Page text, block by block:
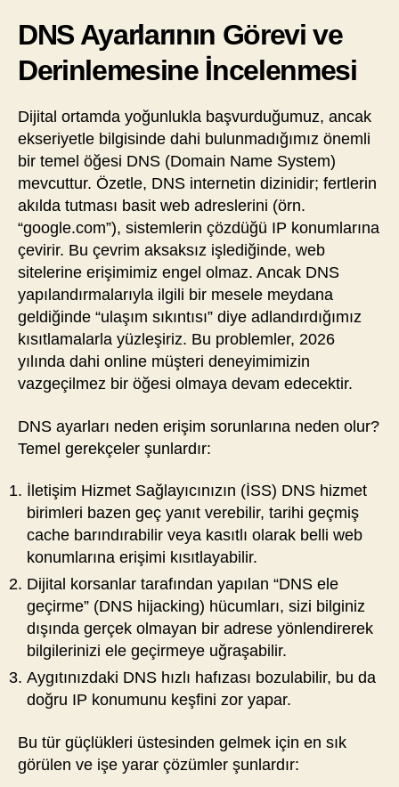
DNS Ayarlarının Görevi ve
Derinlemesine İncelenmesi
Dijital ortamda yoğunlukla başvurduğumuz, ancak
ekseriyetle bilgisinde dahi bulunmadığımız önemli
bir temel öğesi DNS (Domain Name System)
mevcuttur. Özetle, DNS internetin dizinidir; fertlerin
akılda tutması basit web adreslerini (örn.
“google.com”), sistemlerin çözdüğü IP konumlarına
çevirir. Bu çevrim aksaksız işlediğinde, web
sitelerine erişimimiz engel olmaz. Ancak DNS
yapılandırmalarıyla ilgili bir mesele meydana
geldiğinde “ulaşım sıkıntısı” diye adlandırdığımız
kısıtlamalarla yüzleşiriz. Bu problemler, 2026
yılında dahi online müşteri deneyimimizin
vazgeçilmez bir öğesi olmaya devam edecektir.
DNS ayarları neden erişim sorunlarına neden olur?
Temel gerekçeler şunlardır:
İletişim Hizmet Sağlayıcınızın (İSS) DNS hizmet
birimleri bazen geç yanıt verebilir, tarihi geçmiş
cache barındırabilir veya kasıtlı olarak belli web
konumlarına erişimi kısıtlayabilir.
Dijital korsanlar tarafından yapılan “DNS ele
geçirme” (DNS hijacking) hücumları, sizi bilginiz
dışında gerçek olmayan bir adrese yönlendirerek
bilgilerinizi ele geçirmeye uğraşabilir.
Aygıtınızdaki DNS hızlı hafızası bozulabilir, bu da
doğru IP konumunu keşfini zor yapar.
Bu tür güçlükleri üstesinden gelmek için en sık
görülen ve işe yarar çözümler şunlardır: